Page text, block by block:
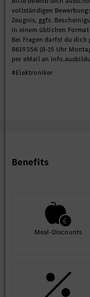
vollständigen
Zeugnis, ggfs.
in einem üblichen
Bei Fragen darfst du dich
8619356 (8-15 Uhr
per eMail an
#Elektroniker
Benefits
Meal-Discounts